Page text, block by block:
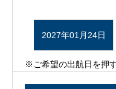
2027年01月24日
※ご希望の出航日を押